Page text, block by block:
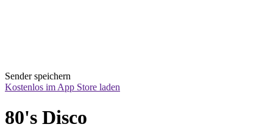
Sender speichern
Kostenlos im App Store laden
80's Disco